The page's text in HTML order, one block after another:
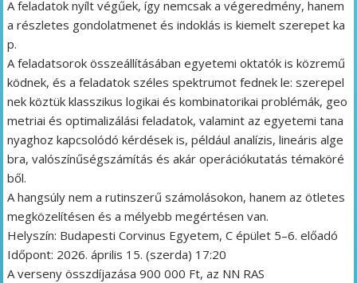
A feladatok nyílt végűek, így nemcsak a végeredmény, hanem
a részletes gondolatmenet és indoklás is kiemelt szerepet ka
p.
A feladatsorok összeállításában egyetemi oktatók is közremű
ködnek, és a feladatok széles spektrumot fednek le: szerepel
nek köztük klasszikus logikai és kombinatorikai problémák, geo
metriai és optimalizálási feladatok, valamint az egyetemi tana
nyaghoz kapcsolódó kérdések is, például analízis, lineáris alge
bra, valószínűségszámítás és akár operációkutatás témaköré
ből.
A hangsúly nem a rutinszerű számolásokon, hanem az ötletes
megközelítésen és a mélyebb megértésen van.
Helyszín: Budapesti Corvinus Egyetem, C épület 5–6. előadó
Időpont: 2026. április 15. (szerda) 17:20
A verseny összdíjazása 900 000 Ft, az NN RAS